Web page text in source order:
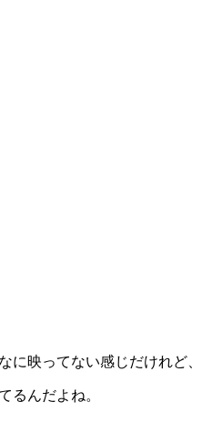
に映ってない感じだけれど、
るんだよね。